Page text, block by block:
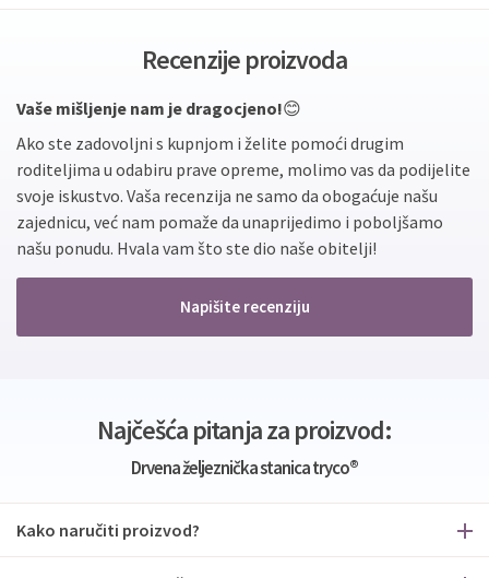
Recenzije proizvoda
Vaše mišljenje nam je dragocjeno!😊
Ako ste zadovoljni s kupnjom i želite pomoći drugim
roditeljima u odabiru prave opreme, molimo vas da podijelite
svoje iskustvo. Vaša recenzija ne samo da obogaćuje našu
zajednicu, već nam pomaže da unaprijedimo i poboljšamo
našu ponudu. Hvala vam što ste dio naše obitelji!
Napišite recenziju
Najčešća pitanja za proizvod:
Drvena željeznička stanica tryco®
Kako naručiti proizvod?